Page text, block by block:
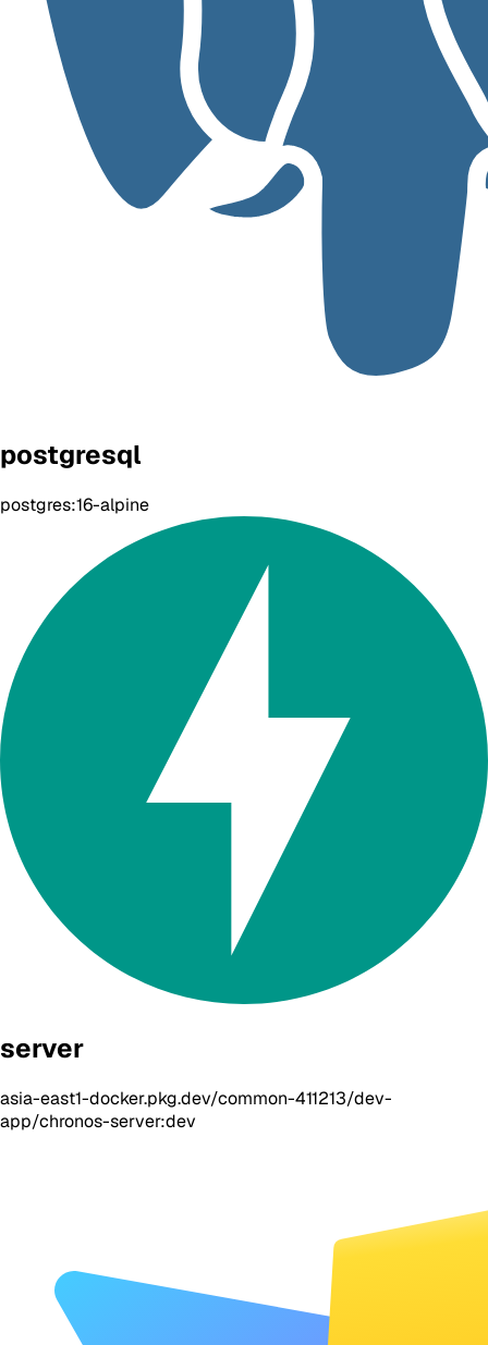
postgresql
postgres:16-alpine
server
asia-east1-docker.pkg.dev/common-411213/dev-
app/chronos-server:dev